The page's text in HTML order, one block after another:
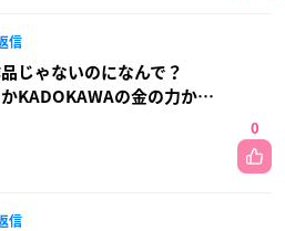
信
じゃないのになんで？
KADOKAWAの金の力か…
0
信